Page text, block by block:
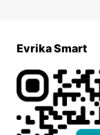
Evrika Smart